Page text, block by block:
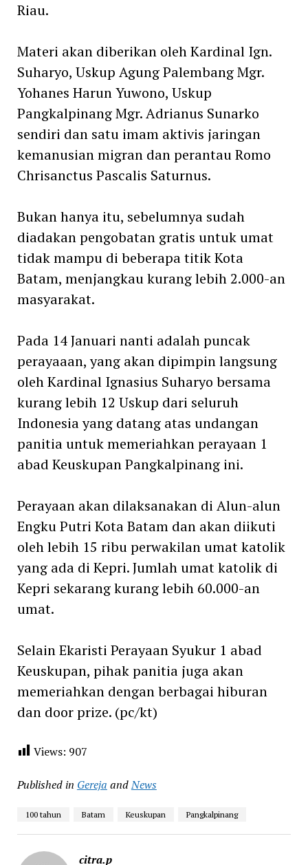
Riau.
Materi akan diberikan oleh Kardinal Ign.
Suharyo, Uskup Agung Palembang Mgr.
Yohanes Harun Yuwono, Uskup
Pangkalpinang Mgr. Adrianus Sunarko
sendiri dan satu imam aktivis jaringan
kemanusian migran dan perantau Romo
Chrisanctus Pascalis Saturnus.
Bukan hanya itu, sebelumnya sudah
diadakan pengobatan gratis untuk umat
tidak mampu di beberapa titik Kota
Batam, menjangkau kurang lebih 2.000-an
masyarakat.
Pada 14 Januari nanti adalah puncak
perayaaan, yang akan dipimpin langsung
oleh Kardinal Ignasius Suharyo bersama
kurang lebih 12 Uskup dari seluruh
Indonesia yang datang atas undangan
panitia untuk memeriahkan perayaan 1
abad Keuskupan Pangkalpinang ini.
Perayaan akan dilaksanakan di Alun-alun
Engku Putri Kota Batam dan akan diikuti
oleh lebih 15 ribu perwakilan umat katolik
yang ada di Kepri. Jumlah umat katolik di
Kepri sekarang kurang lebih 60.000-an
umat.
Selain Ekaristi Perayaan Syukur 1 abad
Keuskupan, pihak panitia juga akan
memeriahkan dengan berbagai hiburan
dan door prize. (pc/kt)
Views: 907
Published in Gereja andNews
100 tahun Batam Keuskupan Pangkalpinang
citra.p